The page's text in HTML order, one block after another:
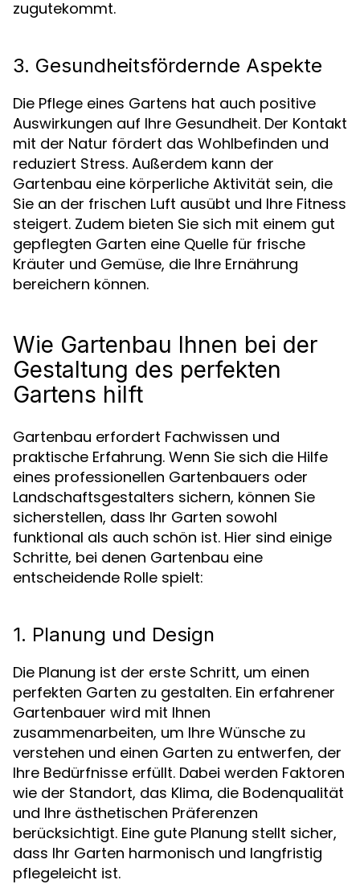
zugutekommt.
3. Gesundheitsfördernde Aspekte
Die Pflege eines Gartens hat auch positive
Auswirkungen auf Ihre Gesundheit. Der Kontakt
mit der Natur fördert das Wohlbefinden und
reduziert Stress. Außerdem kann der
Gartenbau eine körperliche Aktivität sein, die
Sie an der frischen Luft ausübt und Ihre Fitness
steigert. Zudem bieten Sie sich mit einem gut
gepflegten Garten eine Quelle für frische
Kräuter und Gemüse, die Ihre Ernährung
bereichern können.
Wie Gartenbau Ihnen bei der
Gestaltung des perfekten
Gartens hilft
Gartenbau erfordert Fachwissen und
praktische Erfahrung. Wenn Sie sich die Hilfe
eines professionellen Gartenbauers oder
Landschaftsgestalters sichern, können Sie
sicherstellen, dass Ihr Garten sowohl
funktional als auch schön ist. Hier sind einige
Schritte, bei denen Gartenbau eine
entscheidende Rolle spielt:
1. Planung und Design
Die Planung ist der erste Schritt, um einen
perfekten Garten zu gestalten. Ein erfahrener
Gartenbauer wird mit Ihnen
zusammenarbeiten, um Ihre Wünsche zu
verstehen und einen Garten zu entwerfen, der
Ihre Bedürfnisse erfüllt. Dabei werden Faktoren
wie der Standort, das Klima, die Bodenqualität
und Ihre ästhetischen Präferenzen
berücksichtigt. Eine gute Planung stellt sicher,
dass Ihr Garten harmonisch und langfristig
pflegeleicht ist.